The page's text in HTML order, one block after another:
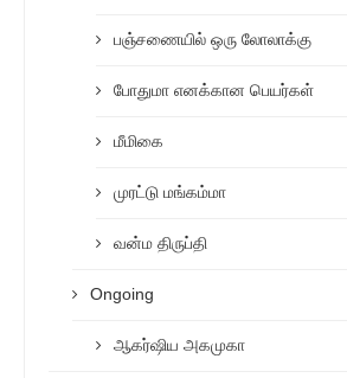
பஞ்சணையில் ஒரு லோலாக்கு
போதுமா எனக்கான பெயர்கள்
மீமிகை
முரட்டு மங்கம்மா
வன்ம திருப்தி
Ongoing
ஆகர்ஷிய அகமுகா